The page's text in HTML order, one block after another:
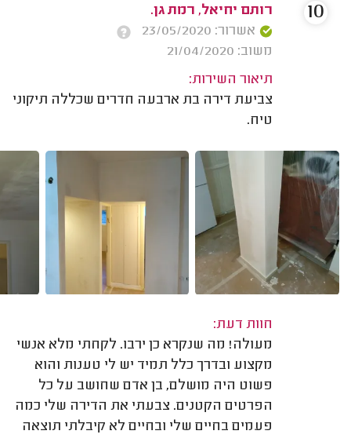
רותם יחיאל, רמת גן.
אשרור: 23/05/2020
משוב: 21/04/2020
תיאור השירות:
צביעת דירה בת ארבעה חדרים שכללה תיקוני
טיח.
חוות דעת:
מעולה! מה שנקרא כן ירבו. לקחתי מלא אנשי
מקצוע ובדרך כלל תמיד יש לי טענות והוא
פשוט היה מושלם, בן אדם שחושב על כל
הפרטים הקטנים. צבעתי את הדירה שלי כמה
פעמים בחיים שלי ובחיים לא קיבלתי תוצאה
10